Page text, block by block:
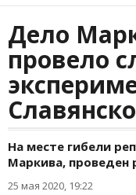
Дело
провело
На месте гибели
Маркива, проведен
25 мая 2020, 19:22